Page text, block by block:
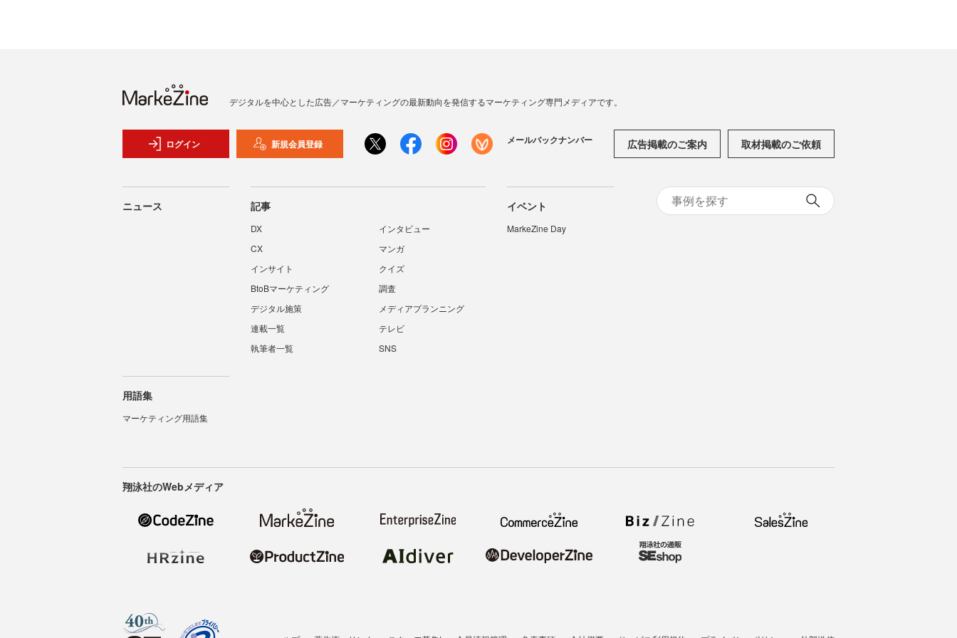
デジタルを中心とした広告／マーケティングの最新動向を発信するマーケティング専門メディアです。
ログイン 新規会員登録 メールバックナンバー 広告掲載のご案内 取材掲載のご依頼
ニュース 記事
DX
インタビュー
CX
マンガ
インサイト
クイズ
BtoBマーケティング
調査
デジタル施策
メディアプランニング
連載一覧
テレビ
執筆者一覧
SNS
イベント
MarkeZine Day
用語集
マーケティング用語集
翔泳社のWebメディア